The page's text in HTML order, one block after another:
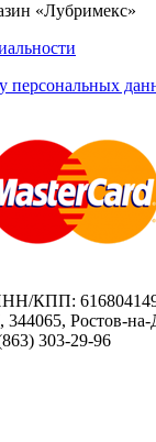
«Лубримекс»
персональных
КПП:
Ростов-на-
303-29-96